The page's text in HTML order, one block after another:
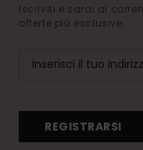
Iscriviti e sarai al
offerte più esclusive.
REGISTRARSI